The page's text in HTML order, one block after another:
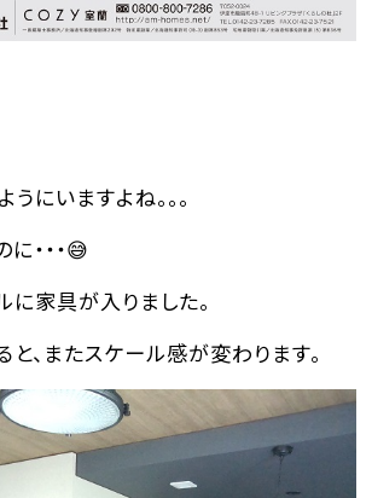
にいますよね。。。
・・・😅
家具が入りました。
、またスケール感が変わります。